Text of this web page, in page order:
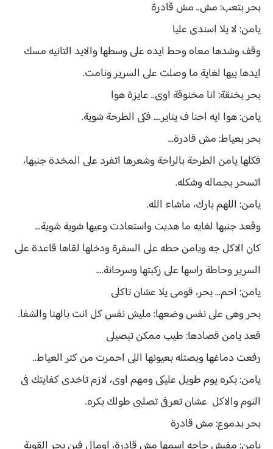
بحر بتعب: مش.. مش قادرة
يامن: لا يلا اسندى عليا
وقف وشدها معاه وحط ايده على وسطها والايد التانيه مسك
ايدها بيها لغاية ما وصلت على السرير ونامت.
بحر بخنقة: انا مخنوقة اوى.. عايزة هوا
يامن: هوا ايه احنا ف يناير.... فكى الطرحة شوية.
بحر بعياط: مش قادرة...
فكلها يامن الطرحة بالراحة وشعرها اتفرد على المخدة جنبها،
اتسحر بجماله وشكله.
يامن: اللهم بارك، ماشاء الله.
وقعد جنبها لغايه ما هديت واستعادت وعيها شوية شوية...
كان الاكل جه ويامن حطه على السفرة ودخلها لقاها قاعدة على
السرير وحاطة راسها على ركبتها وسرحانة....
يامن: احم... بحر، قومى يلا عشان تاكلى
بحر وهى على نفس وضعها: مليش نفس كل انت بالهنا والشفا.
قعد يامن قصادها: طيب ممكن تبصيلى
رفعت دماغها وبصتله بعيونها اللى احمرت من كتر العياط..
يامن: بكره يوم طويل عليكى ومهم اوى، لازم تاخدى كفايتك فى
النوم والاكل عشان تعرفى تصلبى طولك بكره.
بحر بدموع: مش قادرة